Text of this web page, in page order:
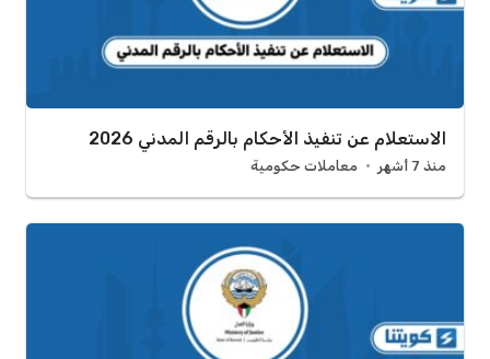
الاستعلام عن تنفيذ الأحكام بالرقم المدني 2026
منذ 7 أشهر معاملات حكومية